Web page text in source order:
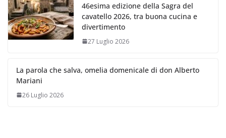
46esima edizione della Sagra del
cavatello 2026, tra buona cucina e
divertimento
27 Luglio 2026
La parola che salva, omelia domenicale di don Alberto
Mariani
26 Luglio 2026